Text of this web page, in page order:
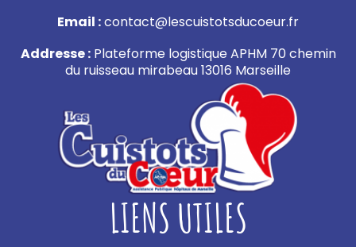
Email :contact@lescuistotsducoeur.fr
Addresse :Plateforme logistique APHM 70 chemin
du ruisseau mirabeau 13016 Marseille
LIENS UTILES